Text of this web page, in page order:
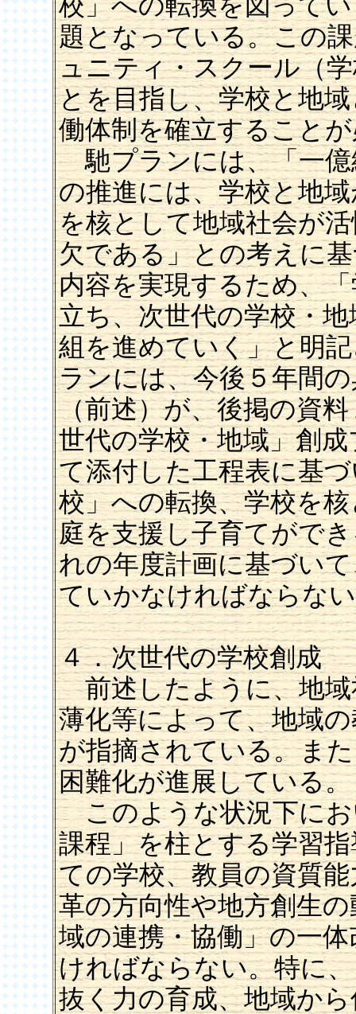
題となっている。この
ュニティ・スクール（
とを目指し、学校と地
働体制を確立すること
馳プランには、「一億
の推進には、学校と地
を核として地域社会が
欠である」との考えに
内容を実現するため、
立ち、次世代の学校・
組を進めていく」と明
ランには、今後５年間
（前述）が、後掲の資
世代の学校・地域」創
て添付した工程表に基
校」への転換、学校を
庭を支援し子育てがで
れの年度計画に基づい
ていかなければならな
４．次世代の学校創成
前述したように、地域
薄化等によって、地域
が指摘されている。ま
困難化が進展している。
このような状況下にお
課程」を柱とする学習
ての学校、教員の資質
革の方向性や地方創生
域の連携・協働」の一
ければならない。特に
抜く力の育成、地域か